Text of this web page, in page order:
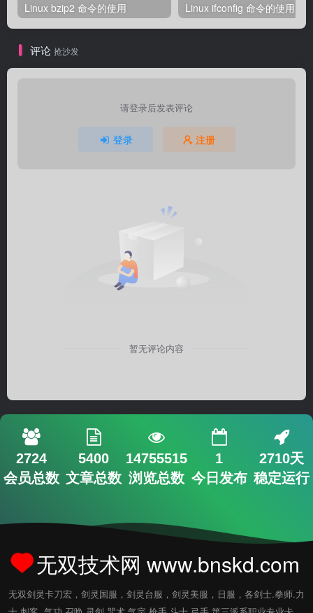
Linux bzip2 命令的使用 Linux ifconfig 命令的使用
评论 抢沙发
请登录后发表评论
登录 注册
暂无评论内容
2724
会员总数
5400
文章总数
14755515
浏览总数
1
今日发布
2710天
稳定运行
无双技术网 www.bnskd.com
无双剑灵卡刀宏，剑灵国服，剑灵台服，剑灵美服，日服，各剑士.拳师.力